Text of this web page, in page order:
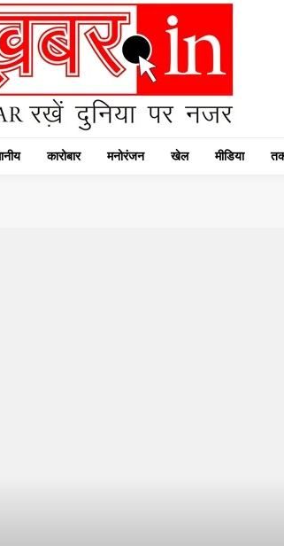
कारोबार मनोरंजन खेल मीडिया